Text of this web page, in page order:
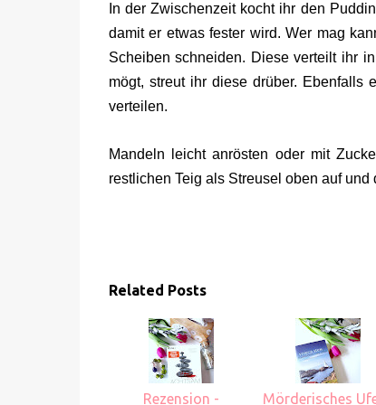
In der Zwischenzeit kocht ihr den
damit er etwas fester wird. Wer mag
Scheiben schneiden. Diese verteilt ihr
mögt, streut ihr diese drüber.
verteilen.
Mandeln leicht anrösten oder mit
restlichen Teig als Streusel oben auf
Related Posts
Rezension - Mörderisches